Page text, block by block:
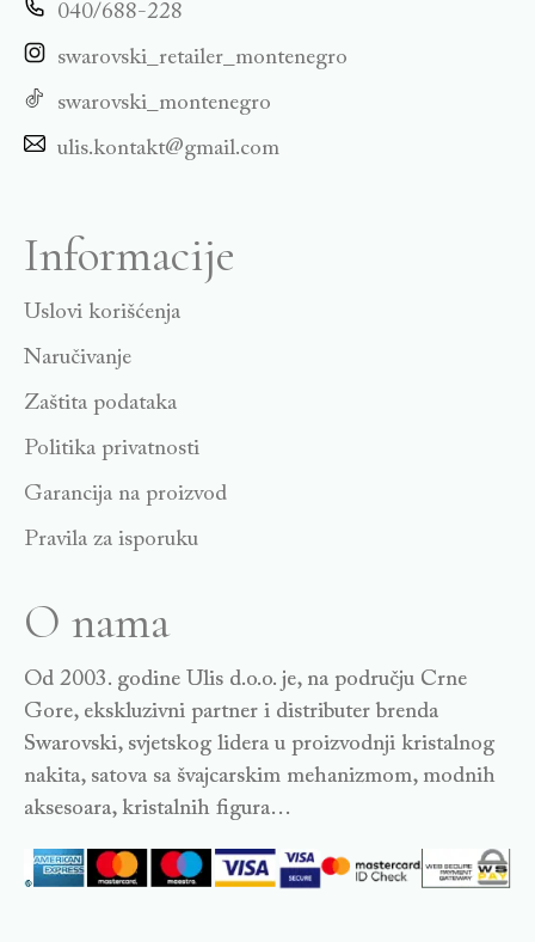
040/688-228
swarovski_retailer_montenegro
swarovski_montenegro
ulis.kontakt@gmail.com
Informacije
Uslovi korišćenja
Naručivanje
Zaštita podataka
Politika privatnosti
Garancija na proizvod
Pravila za isporuku
O nama
Od 2003. godine Ulis d.o.o. je, na području Crne
Gore, ekskluzivni partner i distributer brenda
Swarovski, svjetskog lidera u proizvodnji kristalnog
nakita, satova sa švajcarskim mehanizmom, modnih
aksesoara, kristalnih figura…